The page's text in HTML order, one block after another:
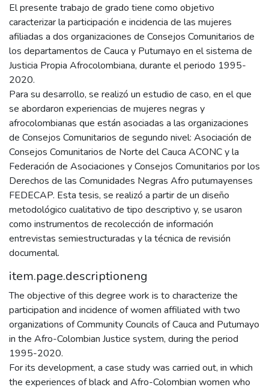
El presente trabajo de grado tiene como objetivo
caracterizar la participación e incidencia de las mujeres
afiliadas a dos organizaciones de Consejos Comunitarios de
los departamentos de Cauca y Putumayo en el sistema de
Justicia Propia Afrocolombiana, durante el periodo 1995-
2020.
Para su desarrollo, se realizó un estudio de caso, en el que
se abordaron experiencias de mujeres negras y
afrocolombianas que están asociadas a las organizaciones
de Consejos Comunitarios de segundo nivel: Asociación de
Consejos Comunitarios de Norte del Cauca ACONC y la
Federación de Asociaciones y Consejos Comunitarios por los
Derechos de las Comunidades Negras Afro putumayenses
FEDECAP. Esta tesis, se realizó a partir de un diseño
metodológico cualitativo de tipo descriptivo y, se usaron
como instrumentos de recolección de información
entrevistas semiestructuradas y la técnica de revisión
documental.
item.page.descriptioneng
The objective of this degree work is to characterize the
participation and incidence of women affiliated with two
organizations of Community Councils of Cauca and Putumayo
in the Afro-Colombian Justice system, during the period
1995-2020.
For its development, a case study was carried out, in which
the experiences of black and Afro-Colombian women who